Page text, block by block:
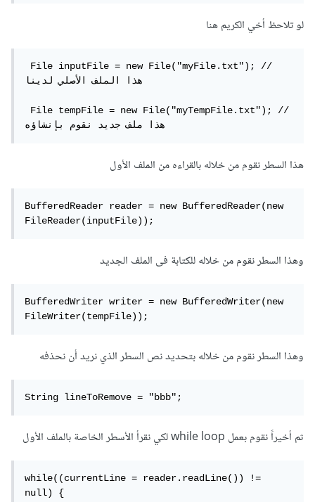
لو تلاحظ أخي الكريم هنا
File inputFile = new File("myFile.txt"); //
هذا الملف الأصلي لدينا
File tempFile = new File("myTempFile.txt"); //
هذا ملف جديد نقوم بإنشاؤه
هذا السطر نقوم من خلاله بالقراءه من الملف الأول
BufferedReader reader = new BufferedReader(new
FileReader(inputFile));
وهذا السطر نقوم من خلاله للكتابة فى الملف الجديد
BufferedWriter writer = new BufferedWriter(new
FileWriter(tempFile));
وهذا السطر نقوم من خلاله بتحديد نص السطر الذي نريد أن نحذفه
String lineToRemove = "bbb";
ثم أخيراً نقوم بعمل while loop لكي نقرأ الأسطر الخاصة بالملف الأول
while((currentLine = reader.readLine()) !=
null) {